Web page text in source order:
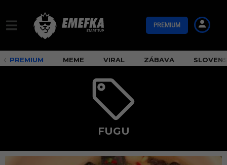
PREMIUM
PREMIUM MEME VIRAL ZÁBAVA
FUGU